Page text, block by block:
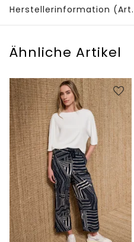
Herstellerinformation
Ähnliche Artikel